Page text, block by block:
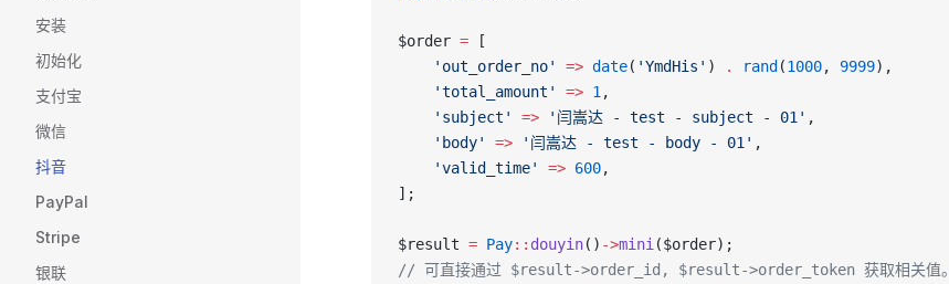
安装
初始化
支付宝
微信
抖音
PayPal
Stripe
银联
$order = [
    'out_order_no'
=> date( 'YmdHis' ) . rand (1000, 9999),
    'total_amount'
=> 1 ,
    'subject'
=> '闫嵩达 - test - subject - 01' ,
    'body'
=> '闫嵩达 - test - body - 01' ,
    'valid_time'
=> 600,
];
$result = Pay:: douyin() ->mini ($order);
// 可直接通过 $result->order_id, $result->order_token 获取相关值。